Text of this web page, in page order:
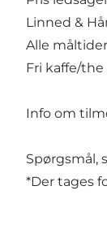
Linned &
Alle
Fri kaffe/
Info om
Spørgsmål,
*Der tages